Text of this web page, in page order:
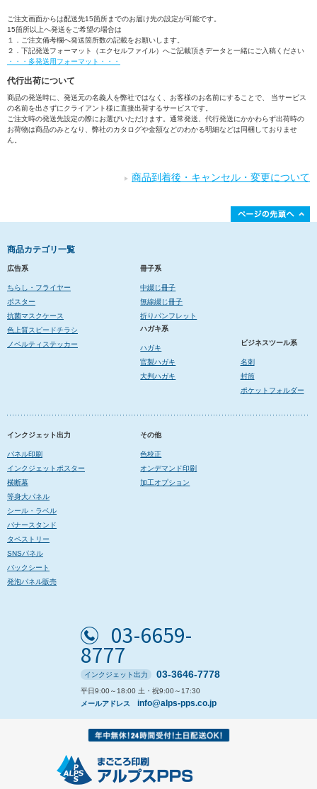
ご注文画面からは配送先15箇所までのお届け先の設定が可能です。
15箇所以上へ発送をご希望の場合は
１．ご注文備考欄へ発送箇所数の記載をお願いします。
２．下記発送フォーマット（エクセルファイル）へご記載頂きデータと一緒にご入稿ください
・・・多発送用フォーマット・・・
代行出荷について
商品の発送時に、発送元の名義人を弊社ではなく、お客様のお名前にすることで、 当サービス
の名前を出さずにクライアント様に直接出荷するサービスです。
ご注文時の発送先設定の際にお選びいただけます。通常発送、代行発送にかかわらず出荷時の
お荷物は商品のみとなり、弊社のカタログや金額などのわかる明細などは同梱しておりませ
ん。
商品到着後・キャンセル・変更について
商品カテゴリ一覧
広告系
ちらし・フライヤー
ポスター
抗菌マスクケース
色上質スピードチラシ
ノベルティステッカー
冊子系
中綴じ冊子
無線綴じ冊子
折りパンフレット
ハガキ系
ハガキ
官製ハガキ
大判ハガキ
ビジネスツール系
名刺
封筒
ポケットフォルダー
インクジェット出力
パネル印刷
インクジェットポスター
横断幕
等身大パネル
シール・ラベル
バナースタンド
タペストリー
SNSパネル
バックシート
発泡パネル販売
その他
色校正
オンデマンド印刷
加工オプション
03-6659-
8777
インクジェット出力 03-3646-7778
平日9:00～18:00 土・祝9:00～17:30
メールアドレス
info@alps-pps.co.jp